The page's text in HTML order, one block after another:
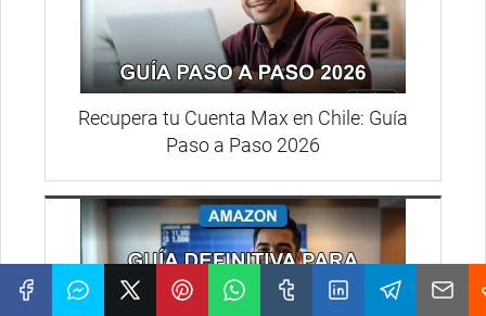
Recupera tu Cuenta Max en Chile: Guía
Paso a Paso 2026